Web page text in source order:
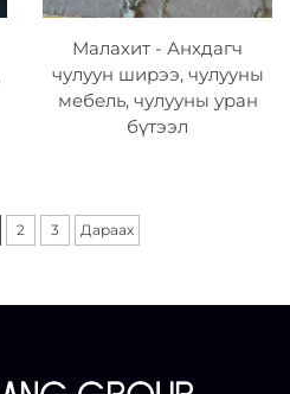
Малахит - Анхдагч
чулуун ширээ, чулууны
мебель, чулууны уран
бүтээл
2 3 Дараах